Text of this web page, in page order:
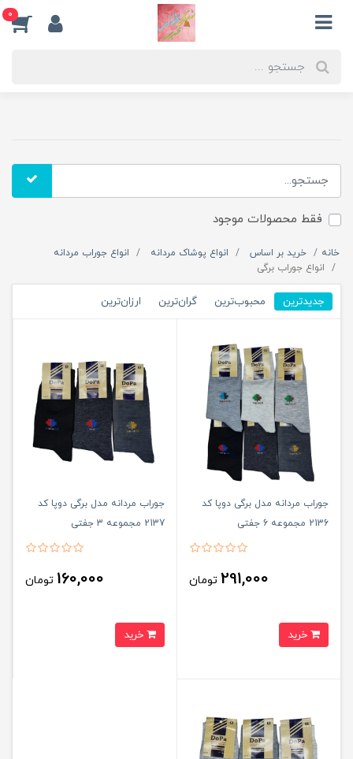
0
فقط محصولات موجود
خانه خرید بر اساس انواع پوشاک مردانه
انواع جوراب مردانه
انواع جوراب برگی
جدیدترین محبوب‌ترین گران‌ترین ارزان‌ترین
جوراب مردانه مدل برگی دوپا کد
2136 مجموعه 6 جفتی
291,000 تومان
جوراب مردانه مدل برگی دوپا کد
2137 مجموعه 3 جفتی
160,000 تومان